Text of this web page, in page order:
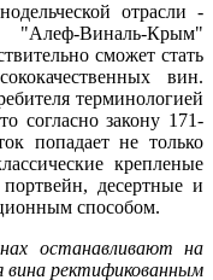
отрасли -
"Алеф-Виналь-Крым"
сможет стать
вин.
терминологией
согласно закону 171-
попадает не только
крепленые
десертные и
способом.
останавливают на
вина ректификованным